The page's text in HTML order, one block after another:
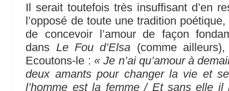
Il serait toutefois très insuffisant d’en
l’opposé de toute une tradition poétique,
de concevoir l’amour de façon
dans Le Fou d’Elsa (comme
Ecoutons-le : « Je n’ai qu’amour à
deux amants pour changer la vie et
l’homme est la femme / Et sans elle il